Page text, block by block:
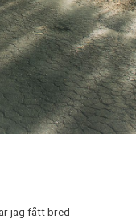
jag fått bred